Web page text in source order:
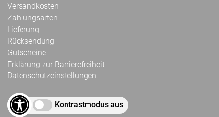
Versandkosten
Zahlungsarten
Lieferung
Rücksendung
Gutscheine
Erklärung zur Barrierefreiheit
Datenschutzeinstellungen
Kontrastmodus aus